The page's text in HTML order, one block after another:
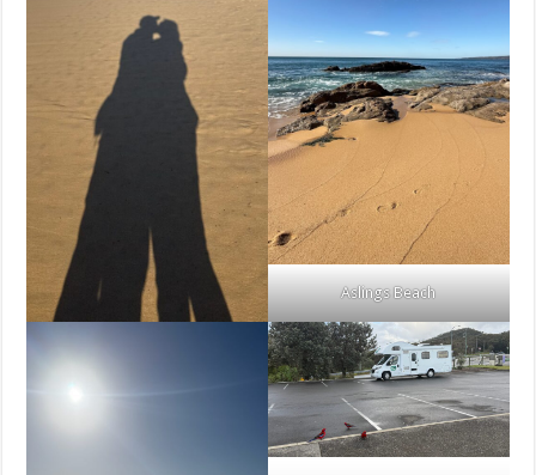
Aslings Beach